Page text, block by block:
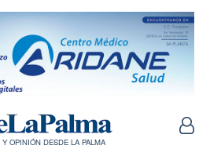
OPINIÓN DESDE LA PALMA